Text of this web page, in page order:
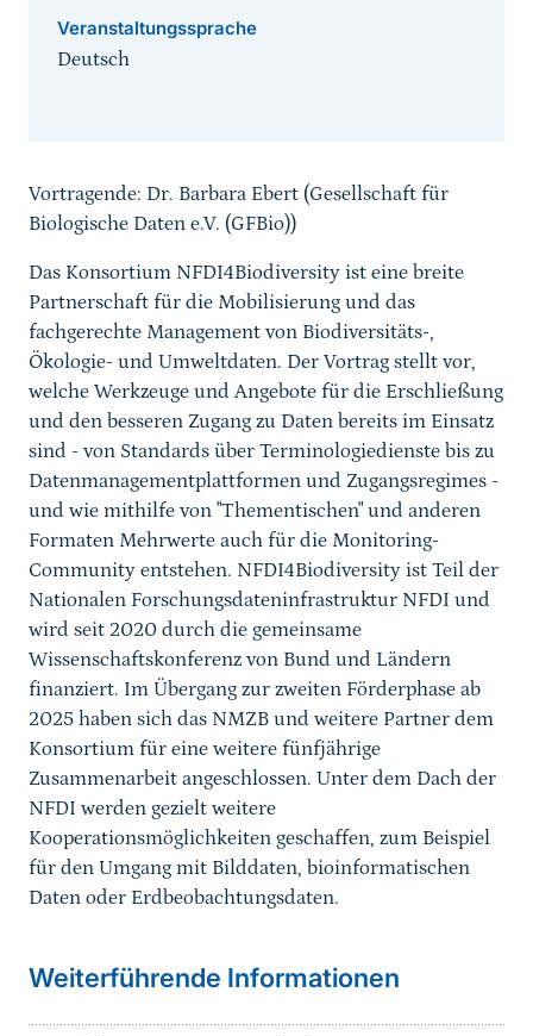
Veranstaltungssprache
Deutsch
Vortragende: Dr. Barbara Ebert (Gesellschaft für
Biologische Daten e.V. (GFBio))
Das Konsortium NFDI4Biodiversity ist eine breite
Partnerschaft für die Mobilisierung und das
fachgerechte Management von Biodiversitäts-,
Ökologie- und Umweltdaten. Der Vortrag stellt vor,
welche Werkzeuge und Angebote für die Erschließung
und den besseren Zugang zu Daten bereits im Einsatz
sind - von Standards über Terminologiedienste bis zu
Datenmanagementplattformen und Zugangsregimes -
und wie mithilfe von "Thementischen" und anderen
Formaten Mehrwerte auch für die Monitoring-
Community entstehen. NFDI4Biodiversity ist Teil der
Nationalen Forschungsdateninfrastruktur NFDI und
wird seit 2020 durch die gemeinsame
Wissenschaftskonferenz von Bund und Ländern
finanziert. Im Übergang zur zweiten Förderphase ab
2025 haben sich das NMZB und weitere Partner dem
Konsortium für eine weitere fünfjährige
Zusammenarbeit angeschlossen. Unter dem Dach der
NFDI werden gezielt weitere
Kooperationsmöglichkeiten geschaffen, zum Beispiel
für den Umgang mit Bilddaten, bioinformatischen
Daten oder Erdbeobachtungsdaten.
Weiterführende Informationen